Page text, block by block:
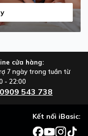
cửa hàng:
7 ngày trong tuần từ
- 22:00
0909 543 738
Kết nối iBasic: